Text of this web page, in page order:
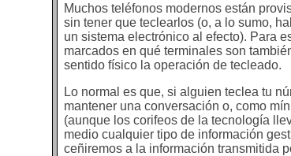
Muchos teléfonos modernos están
sin tener que teclearlos (o, a lo sumo,
un sistema electrónico al efecto). Para
marcados en qué terminales son
sentido físico la operación de tecleado.
Lo normal es que, si alguien teclea tu
mantener una conversación o, como
(aunque los corifeos de la tecnología
medio cualquier tipo de información
ceñiremos a la información transmitida